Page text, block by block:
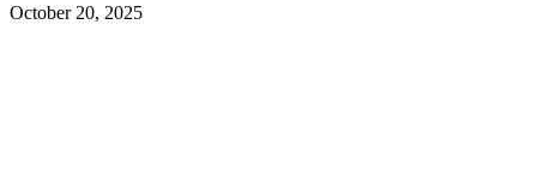
October 20, 2025